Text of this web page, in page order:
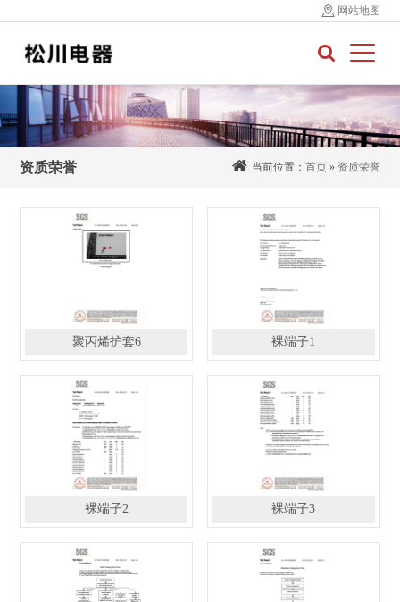
网站地图
资质荣誉 当前位置： 首页 » 资质荣誉
聚丙烯护套6 裸端子1
裸端子2 裸端子3